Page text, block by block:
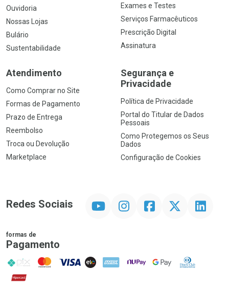
Ouvidoria
Nossas Lojas
Bulário
Sustentabilidade
Exames e Testes
Serviços Farmacêuticos
Prescrição Digital
Assinatura
Atendimento
Como Comprar no Site
Formas de Pagamento
Prazo de Entrega
Reembolso
Troca ou Devolução
Marketplace
Segurança e
Privacidade
Política de Privacidade
Portal do Titular de Dados
Pessoais
Como Protegemos os Seus
Dados
Configuração de Cookies
Redes Sociais InstagramFacebookTwitter Linkedin
formas de
Pagamento
PIX MasterCard
VISA ELO AMEX NuPay Google PayDiners Club
Hipercard